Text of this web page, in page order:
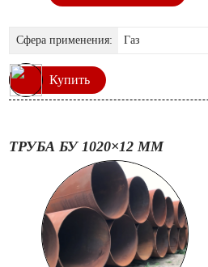
Сфера применения: Газ
Купить
ТРУБА БУ 1020×12 ММ